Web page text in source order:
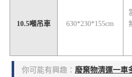
10.5噸吊車 630*230*155cm
你可能有興趣： 廢棄物清運一車